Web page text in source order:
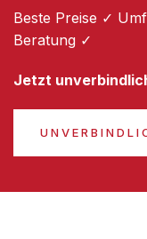
Beste Preise ✓
Beratung ✓
Jetzt